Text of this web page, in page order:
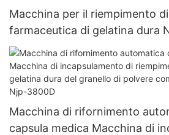
1500D
Macchina per il riempimento
farmaceutica di gelatina dura
Macchina di rifornimento
capsula medica Macchina di